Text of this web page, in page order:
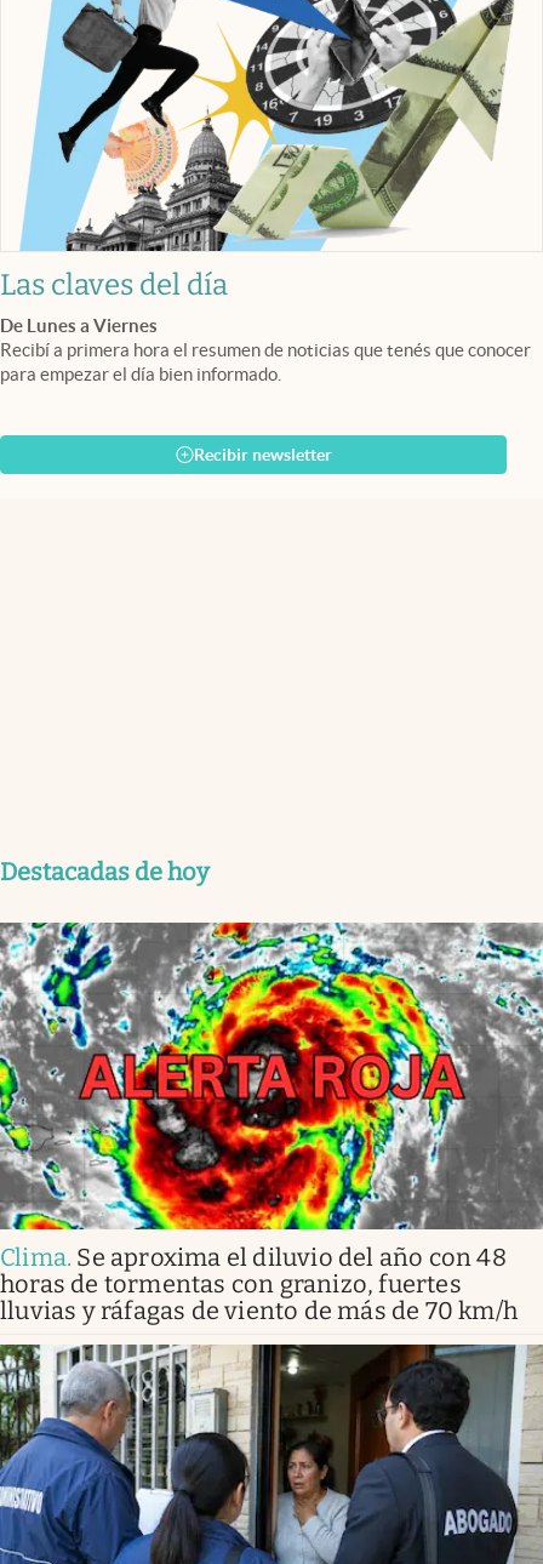
Las claves del día
De Lunes a Viernes
Recibí a primera hora el resumen de noticias que tenés que conocer
para empezar el día bien informado.
Recibir newsletter
Destacadas de hoy
Clima. Se aproxima el diluvio del año con 48
horas de tormentas con granizo, fuertes
lluvias y ráfagas de viento de más de 70 km/h